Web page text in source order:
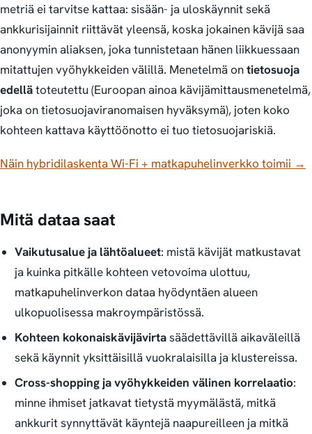
metriä ei tarvitse kattaa: sisään- ja uloskäynnit sekä
ankkurisijainnit riittävät yleensä, koska jokainen kävijä saa
anonyymin aliaksen, joka tunnistetaan hänen liikkuessaan
mitattujen vyöhykkeiden välillä. Menetelmä ontietosuoja
edellätoteutettu (Euroopan ainoa kävijämittausmenetelmä,
joka on tietosuojaviranomaisen hyväksymä), joten koko
kohteen kattava käyttöönotto ei tuo tietosuojariskiä.
Näin hybridilaskenta Wi-Fi + matkapuhelinverkko toimii →
Mitä dataa saat
Vaikutusalue ja lähtöalueet: mistä kävijät matkustavat
ja kuinka pitkälle kohteen vetovoima ulottuu,
matkapuhelinverkon dataa hyödyntäen alueen
ulkopuolisessa makroympäristössä.
Kohteen kokonaiskävijävirtasäädettävillä aikaväleillä
sekä käynnit yksittäisillä vuokralaisilla ja klustereissa.
Cross-shopping ja vyöhykkeiden välinen korrelaatio:
minne ihmiset jatkavat tietystä myymälästä, mitkä
ankkurit synnyttävät käyntejä naapureilleen ja mitkä